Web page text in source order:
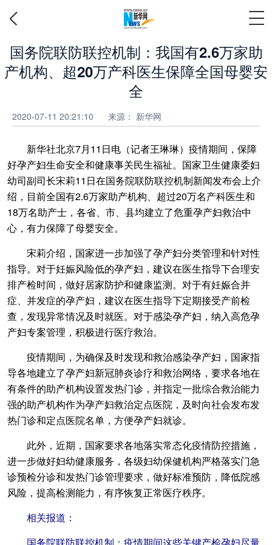
国务院联防联控机制：我国有2.6万家助
产机构、超20万产科医生保障全国母婴安
全
2020-07-11 20:21:10 来源： 新华网
新华社北京7月11日电（记者王琳琳）疫情期间，保障
好孕产妇生命安全和健康事关民生福祉。国家卫生健康委妇
幼司副司长宋莉11日在国务院联防联控机制新闻发布会上介
绍，目前全国有2.6万家助产机构、超过20万名产科医生和
18万名助产士，各省、市、县均建立了危重孕产妇救治中
心，有力保障了母婴安全。
宋莉介绍，国家进一步加强了孕产妇分类管理和针对性
指导。对于妊娠风险低的孕产妇，建议在医生指导下合理安
排产检时间，做好居家防护和健康监测。对于有妊娠合并
症、并发症的孕产妇，建议在医生指导下定期接受产前检
查，发现异常情况及时就医。对于感染孕产妇，纳入高危孕
产妇专案管理，积极进行医疗救治。
疫情期间，为确保及时发现和救治感染孕产妇，国家指
导各地建立了孕产妇新冠肺炎诊疗和救治网络，要求各地在
有条件的助产机构设置发热门诊，并指定一批综合救治能力
强的助产机构作为孕产妇救治定点医院，及时向社会发布发
热门诊和定点医院名单，方便孕产妇就诊。
此外，近期，国家要求各地落实常态化疫情防控措施，
进一步做好妇幼健康服务，各级妇幼保健机构严格落实门急
诊预检分诊和发热门诊管理要求，做好标准预防，降低院感
风险，提高检测能力，有序恢复正常医疗秩序。
相关报道：